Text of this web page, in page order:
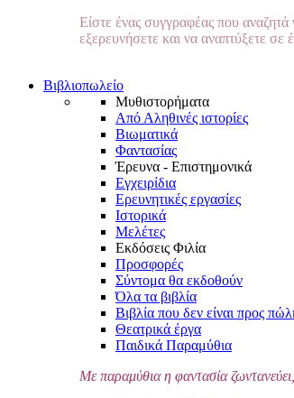
Είστε ένας συγγραφέας που
εξερευνήσετε και να αναπτύξετε σε
Βιβλιοπωλείο
Μυθιστορήματα
Από Αληθινές ιστορίες
Βιωματικά
Φαντασίας
Έρευνα - Επιστημονικά
Εγχειρίδια
Ερευνητικές εργασίες
Ιστορικά
Μελέτες
Εκδόσεις Φιλία
Προσφορές
Σύντομα θα εκδοθούν
Όλα τα βιβλία
Βιβλία που δεν είναι προς
Θεατρικά έργα
Παιδικά Παραμύθια
Με παραμύθια η φαντασία